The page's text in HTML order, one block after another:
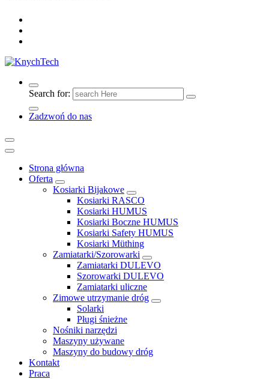
Search for:
Zadzwoń do nas
Strona główna
Oferta
Kosiarki Bijakowe
Kosiarki RASCO
Kosiarki HUMUS
Kosiarki Boczne HUMUS
Kosiarki Safety HUMUS
Kosiarki Müthing
Zamiatarki/Szorowarki
Zamiatarki DULEVO
Szorowarki DULEVO
Zamiatarki uliczne
Zimowe utrzymanie dróg
Solarki
Pługi śnieżne
Nośniki narzędzi
Maszyny używane
Maszyny do budowy dróg
Kontakt
Praca